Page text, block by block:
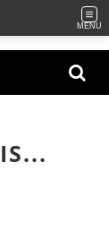
MENU